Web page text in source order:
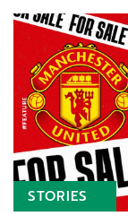
STORIES